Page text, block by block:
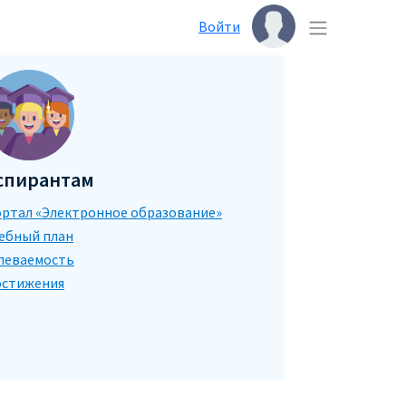
Войти
«Электронное образование»
план